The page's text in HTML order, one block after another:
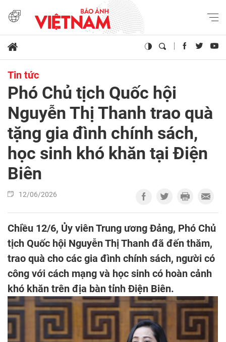
Tin tức
Phó Chủ tịch Quốc hội
Nguyễn Thị Thanh trao quà
tặng gia đình chính sách,
học sinh khó khăn tại Điện
Biên
12/06/2026
Chiều 12/6, Ủy viên Trung ương Đảng, Phó Chủ
tịch Quốc hội Nguyễn Thị Thanh đã đến thăm,
trao quà cho các gia đình chính sách, người có
công với cách mạng và học sinh có hoàn cảnh
khó khăn trên địa bàn tỉnh Điện Biên.